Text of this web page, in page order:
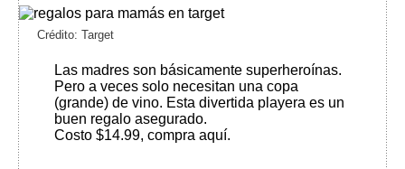
Crédito: Target
Las madres son básicamente superheroínas.
Pero a veces solo necesitan una copa
(grande) de vino. Esta divertida playera es un
buen regalo asegurado.
Costo $14.99, compra aquí.